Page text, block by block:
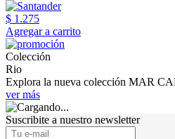
$ 1.275
Agregar a carrito
Colección
Rio
Explora la nueva colección MAR
ver más
Suscribite a nuestro newsletter